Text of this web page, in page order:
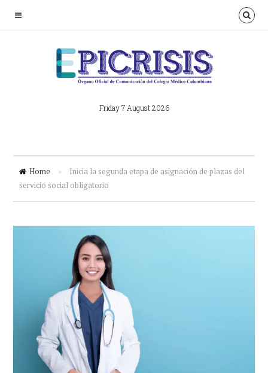
Friday 7 August 2026
Home »
Inicia la segunda etapa de asignación de plazas del
servicio social obligatorio